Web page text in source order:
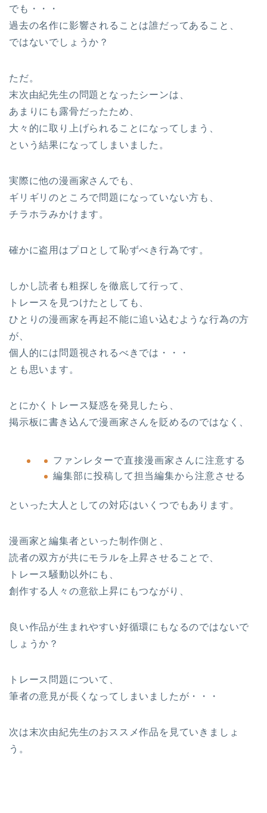
でも・・・
過去の名作に影響されることは誰だってあること、
ではないでしょうか？
ただ。
末次由紀先生の問題となったシーンは、
あまりにも露骨だったため、
大々的に取り上げられることになってしまう、
という結果になってしまいました。
実際に他の漫画家さんでも、
ギリギリのところで問題になっていない方も、
チラホラみかけます。
確かに盗用はプロとして恥ずべき行為です。
しかし読者も粗探しを徹底して行って、
トレースを見つけたとしても、
ひとりの漫画家を再起不能に追い込むような行為の方
が、
個人的には問題視されるべきでは・・・
とも思います。
とにかくトレース疑惑を発見したら、
掲示板に書き込んで漫画家さんを貶めるのではなく、
ファンレターで直接漫画家さんに注意する
編集部に投稿して担当編集から注意させる
といった大人としての対応はいくつでもあります。
漫画家と編集者といった制作側と、
読者の双方が共にモラルを上昇させることで、
トレース騒動以外にも、
創作する人々の意欲上昇にもつながり、
良い作品が生まれやすい好循環にもなるのではないで
しょうか？
トレース問題について、
筆者の意見が長くなってしまいましたが・・・
次は末次由紀先生のおススメ作品を見ていきましょ
う。